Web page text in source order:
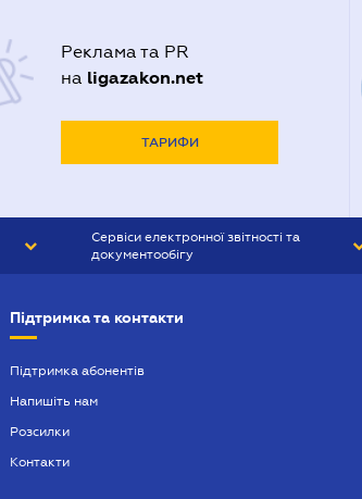
Реклама та PR
на ligazakon.net
ТАРИФИ
Сервіси електронної звітності та
документообігу
Підтримка та контакти
Підтримка абонентів
Напишіть нам
Розсилки
Контакти